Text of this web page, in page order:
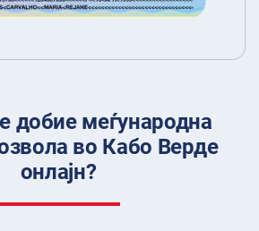
добие меѓународна
во Кабо Верде
онлајн?